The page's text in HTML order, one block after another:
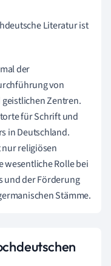
Literatur ist
der
von
Zentren.
für Schrift und
in Deutschland.
religiösen
wesentliche Rolle bei
und der Förderung
Stämme.